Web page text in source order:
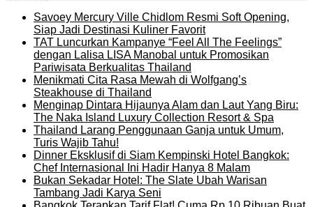
Savoey Mercury Ville Chidlom Resmi Soft Opening,
Siap Jadi Destinasi Kuliner Favorit
TAT Luncurkan Kampanye “Feel All The Feelings”
dengan Lalisa LISA Manobal untuk Promosikan
Pariwisata Berkualitas Thailand
Menikmati Cita Rasa Mewah di Wolfgang’s
Steakhouse di Thailand
Menginap Dintara Hijaunya Alam dan Laut Yang Biru:
The Naka Island Luxury Collection Resort & Spa
Thailand Larang Penggunaan Ganja untuk Umum,
Turis Wajib Tahu!
Dinner Eksklusif di Siam Kempinski Hotel Bangkok:
Chef Internasional Ini Hadir Hanya 8 Malam
Bukan Sekadar Hotel: The Slate Ubah Warisan
Tambang Jadi Karya Seni